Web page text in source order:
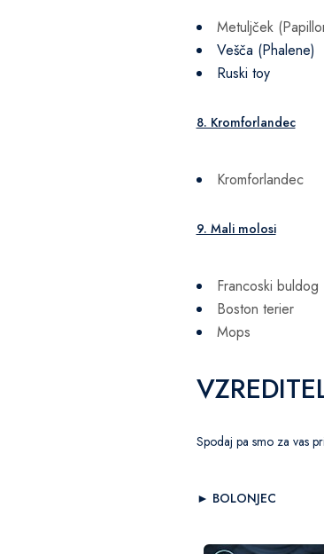
Metuljček
Vešča (Phalene)
Ruski toy
8. Kromforlandec
Kromforlandec
9. Mali molosi
Francoski buldog
Boston terier
Mops
Spodaj pa smo za vas
► BOLONJEC